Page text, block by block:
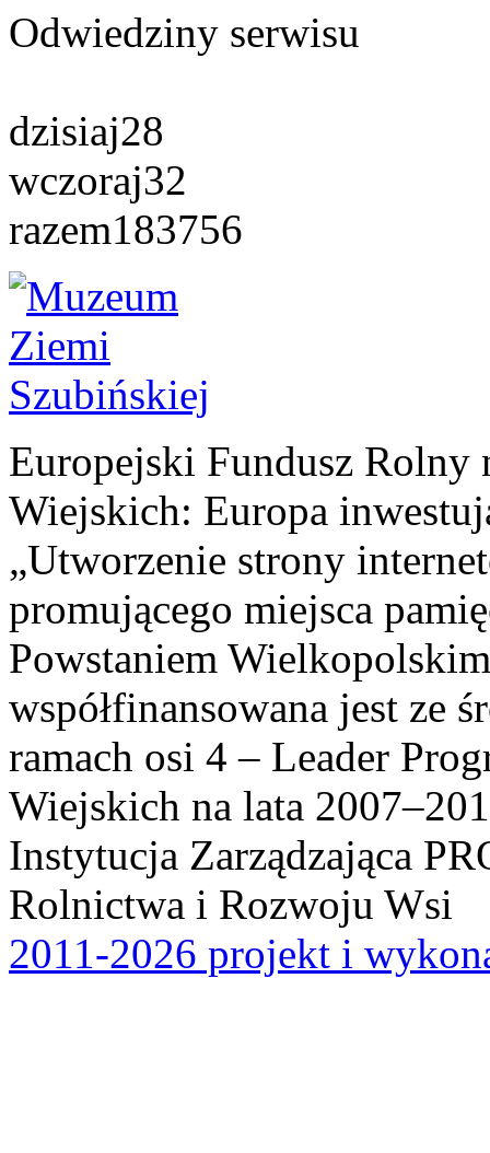
Odwiedziny serwisu
dzisiaj28
wczoraj32
razem183756
Europejski Fundusz Rolny
Wiejskich: Europa
„Utworzenie strony
promującego miejsca
Powstaniem
współfinansowana jest ze
ramach osi 4 – Leader
Wiejskich na lata
Instytucja Zarządzająca
Rolnictwa i Rozwoju Wsi
2011-2026 projekt i